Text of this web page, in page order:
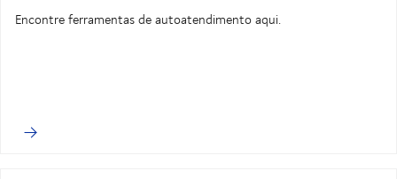
Encontre ferramentas de autoatendimento aqui.